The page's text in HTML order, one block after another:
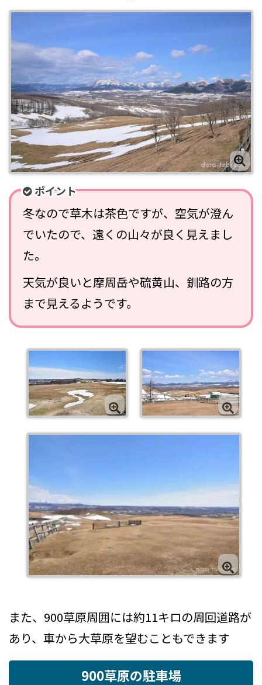
ポイント
冬なので草木は茶色ですが、空気が澄ん
でいたので、遠くの山々が良く見えまし
た。
天気が良いと摩周岳や硫黄山、釧路の方
まで見えるようです。
また、900草原周囲には約11キロの周回道路が
あり、車から大草原を望むこともできます
900草原の駐車場